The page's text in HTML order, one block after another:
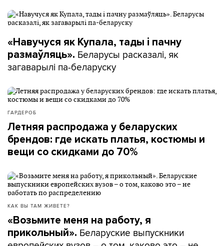
«Навучуся як Купала, тады і пачну
размаўляць». Беларусы расказалі, як
загаварылі па-беларуску
ГАРДЕРОБ
Летняя распродажа у беларуских
брендов: где искать платья, костюмы и
вещи со скидками до 70%
КАК ВЫ ТАМ ЖИВЕТЕ?
«Возьмите меня на работу, я
прикольный». Беларуские выпускники